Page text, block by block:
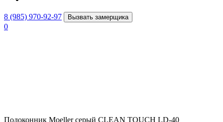
8 (985) 970-92-97 Вызвать замерщика
0
Подоконник Moeller серый CLEAN TOUCH LD-40